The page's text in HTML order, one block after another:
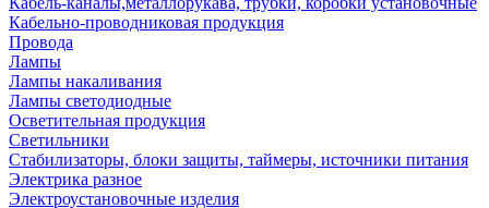
Кабельно-проводниковая продукция
Провода
Лампы
Лампы накаливания
Лампы светодиодные
Осветительная продукция
Светильники
Стабилизаторы, блоки защиты, таймеры, источники питания
Электрика разное
Электроустановочные изделия